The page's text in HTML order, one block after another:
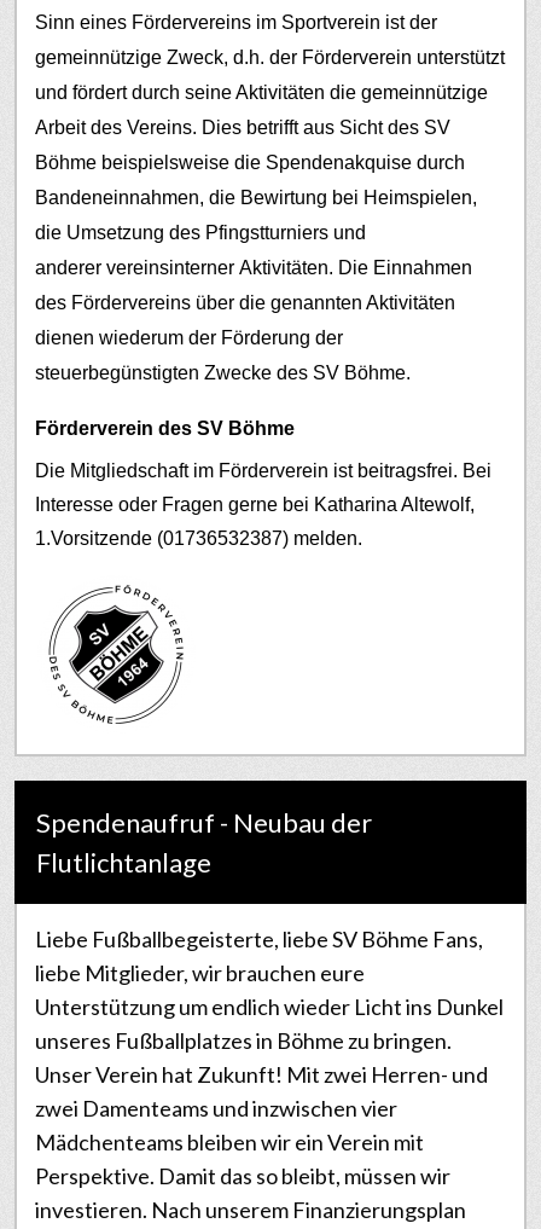
Sinn eines Fördervereins im Sportverein ist der
gemeinnützige Zweck, d.h. der Förderverein unterstützt
und fördert durch seine Aktivitäten die gemeinnützige
Arbeit des Vereins. Dies betrifft aus Sicht des SV
Böhme beispielsweise die Spendenakquise durch
Bandeneinnahmen, die Bewirtung bei Heimspielen,
die Umsetzung des Pfingstturniers und
anderer vereinsinterner Aktivitäten. Die Einnahmen
des Fördervereins über die genannten Aktivitäten
dienen wiederum der Förderung der
steuerbegünstigten Zwecke des SV Böhme.
Förderverein des SV Böhme
Die Mitgliedschaft im Förderverein ist beitragsfrei. Bei
Interesse oder Fragen gerne bei Katharina Altewolf,
1.Vorsitzende (01736532387) melden.
Spendenaufruf - Neubau der
Flutlichtanlage
Liebe Fußballbegeisterte, liebe SV Böhme Fans,
liebe Mitglieder, wir brauchen eure
Unterstützung um endlich wieder Licht ins Dunkel
unseres Fußballplatzes in Böhme zu bringen.
Unser Verein hat Zukunft! Mit zwei Herren- und
zwei Damenteams und inzwischen vier
Mädchenteams bleiben wir ein Verein mit
Perspektive. Damit das so bleibt, müssen wir
investieren. Nach unserem Finanzierungsplan